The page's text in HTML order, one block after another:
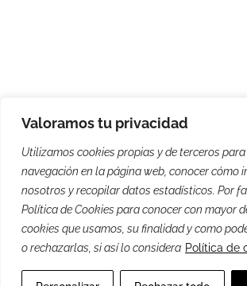
Valoramos tu privacidad
Utilizamos cookies propias y de terceros
navegación en la página web, conocer cómo
nosotros y recopilar datos estadísticos. Por
Política de Cookies para conocer con mayor
cookies que usamos, su finalidad y como
o rechazarlas, si así lo considera Política de